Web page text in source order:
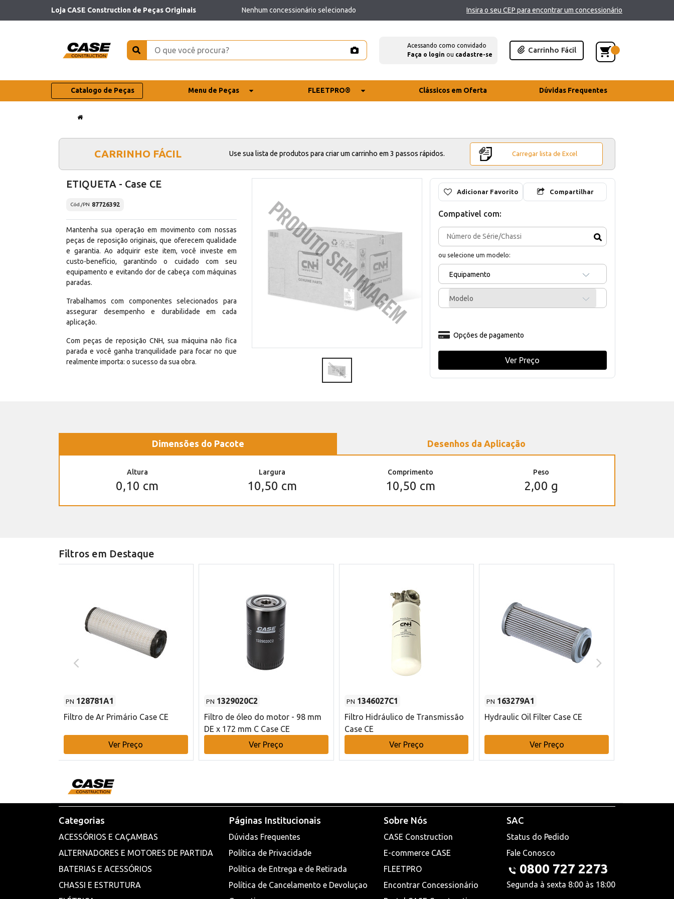
Loja CASE Construction de Peças Originais Nenhum concessionário selecionado Insira o seu CEP para encontrar um concessionário
Acessando como convidado
Faça o login ou cadastre-se
Carrinho Fácil
Catalogo de Peças Menu de Peças FLEETPRO® Clássicos em Oferta Dúvidas Frequentes
CARRINHO FÁCIL Use sua lista de produtos para criar um carrinho em 3 passos rápidos. Carregar lista de Excel
ETIQUETA - Case CE
Cód./PN 87726392
Mantenha sua operação em movimento com nossas
peças de reposição originais, que oferecem qualidade
e garantia. Ao adquirir este item, você investe em
custo-benefício, garantindo o cuidado com seu
equipamento e evitando dor de cabeça com máquinas
paradas.
Trabalhamos com componentes selecionados para
assegurar desempenho e durabilidade em cada
aplicação.
Com peças de reposição CNH, sua máquina não fica
parada e você ganha tranquilidade para focar no que
realmente importa: o sucesso da sua obra.
Adicionar Favorito Compartilhar
Compativel com:
ou selecione um modelo:
Equipamento
Modelo
Opções de pagamento
Ver Preço
Dimensões do Pacote Desenhos da Aplicação
Altura
0,10 cm
Largura
10,50 cm
Comprimento
10,50 cm
Peso
2,00 g
Filtros em Destaque
PN 128781A1
Filtro de Ar Primário Case CE
Ver Preço
PN 1329020C2
Filtro de óleo do motor - 98 mm
DE x 172 mm C Case CE
Ver Preço
PN 1346027C1
Filtro Hidráulico de Transmissão
Case CE
Ver Preço
PN 163279A1
Hydraulic Oil Filter Case CE
Ver Preço
Categorias
ACESSÓRIOS E CAÇAMBAS
ALTERNADORES E MOTORES DE PARTIDA
BATERIAS E ACESSÓRIOS
CHASSI E ESTRUTURA
Páginas Institucionais
Dúvidas Frequentes
Política de Privacidade
Política de Entrega e de Retirada
Política de Cancelamento e Devoluçao
Sobre Nós
CASE Construction
E-commerce CASE
FLEETPRO
Encontrar Concessionário
SAC
Status do Pedido
Fale Conosco
0800 727 2273
Segunda à sexta 8:00 às 18:00